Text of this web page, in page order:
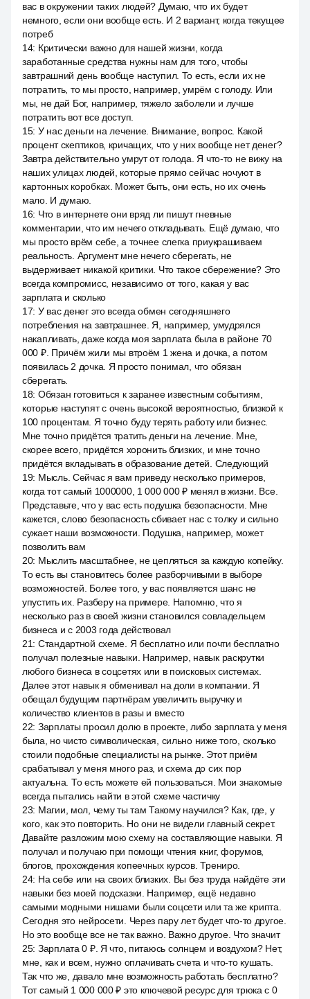
вас в окружении таких людей? Думаю, что их будет
немного, если они вообще есть. И 2 вариант, когда текущее
потреб
14: Критически важно для нашей жизни, когда
заработанные средства нужны нам для того, чтобы
завтрашний день вообще наступил. То есть, если их не
потратить, то мы просто, например, умрём с голоду. Или
мы, не дай Бог, например, тяжело заболели и лучше
потратить вот все доступ.
15: У нас деньги на лечение. Внимание, вопрос. Какой
процент скептиков, кричащих, что у них вообще нет денег?
Завтра действительно умрут от голода. Я что-то не вижу на
наших улицах людей, которые прямо сейчас ночуют в
картонных коробках. Может быть, они есть, но их очень
мало. И думаю.
16: Что в интернете они вряд ли пишут гневные
комментарии, что им нечего откладывать. Ещё думаю, что
мы просто врём себе, а точнее слегка приукрашиваем
реальность. Аргумент мне нечего сберегать, не
выдерживает никакой критики. Что такое сбережение? Это
всегда компромисс, независимо от того, какая у вас
зарплата и сколько
17: У вас денег это всегда обмен сегодняшнего
потребления на завтрашнее. Я, например, умудрялся
накапливать, даже когда моя зарплата была в районе 70
000 ₽. Причём жили мы втроём 1 жена и дочка, а потом
появилась 2 дочка. Я просто понимал, что обязан
сберегать.
18: Обязан готовиться к заранее известным событиям,
которые наступят с очень высокой вероятностью, близкой к
100 процентам. Я точно буду терять работу или бизнес.
Мне точно придётся тратить деньги на лечение. Мне,
скорее всего, придётся хоронить близких, и мне точно
придётся вкладывать в образование детей. Следующий
19: Мысль. Сейчас я вам приведу несколько примеров,
когда тот самый 1000000, 1 000 000 ₽ менял в жизни. Все.
Представьте, что у вас есть подушка безопасности. Мне
кажется, слово безопасность сбивает нас с толку и сильно
сужает наши возможности. Подушка, например, может
позволить вам
20: Мыслить масштабнее, не цепляться за каждую копейку.
То есть вы становитесь более разборчивыми в выборе
возможностей. Более того, у вас появляется шанс не
упустить их. Разберу на примере. Напомню, что я
несколько раз в своей жизни становился совладельцем
бизнеса и с 2003 года действовал
21: Стандартной схеме. Я бесплатно или почти бесплатно
получал полезные навыки. Например, навык раскрутки
любого бизнеса в соцсетях или в поисковых системах.
Далее этот навык я обменивал на доли в компании. Я
обещал будущим партнёрам увеличить выручку и
количество клиентов в разы и вместо
22: Зарплаты просил долю в проекте, либо зарплата у меня
была, но чисто символическая, сильно ниже того, сколько
стоили подобные специалисты на рынке. Этот приём
срабатывал у меня много раз, и схема до сих пор
актуальна. То есть можете ей пользоваться. Мои знакомые
всегда пытались найти в этой схеме частичку
23: Магии, мол, чему ты там Такому научился? Как, где, у
кого, как это повторить. Но они не видели главный секрет.
Давайте разложим мою схему на составляющие навыки. Я
получал и получаю при помощи чтения книг, форумов,
блогов, прохождения копеечных курсов. Трениро.
24: На себе или на своих близких. Вы без труда найдёте эти
навыки без моей подсказки. Например, ещё недавно
самыми модными нишами были соцсети или та же крипта.
Сегодня это нейросети. Через пару лет будет что-то другое.
Но это вообще все не так важно. Важно другое. Что значит
25: Зарплата 0 ₽. Я что, питаюсь солнцем и воздухом? Нет,
мне, как и всем, нужно оплачивать счета и что-то кушать.
Так что же, давало мне возможность работать бесплатно?
Тот самый 1 000 000 ₽ это ключевой ресурс для трюка с 0